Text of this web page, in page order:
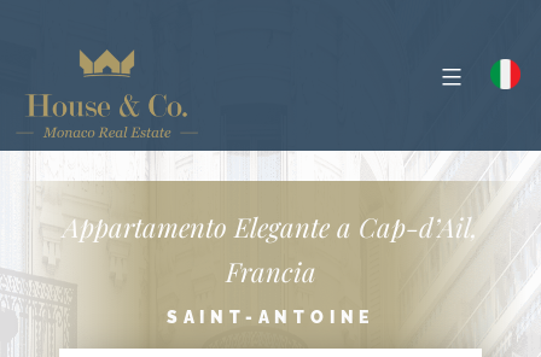
Appartamento Elegante a Cap-d’Ail,
Francia
SAINT-ANTOINE